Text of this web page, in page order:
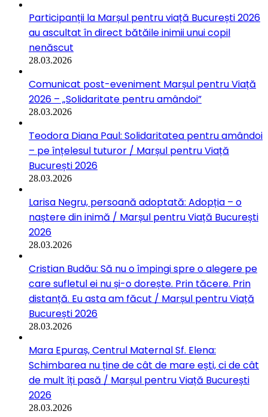
Participanții la Marșul pentru viață București 2026
au ascultat în direct bătăile inimii unui copil
nenăscut
28.03.2026
Comunicat post-eveniment Marșul pentru Viață
2026 – „Solidaritate pentru amândoi”
28.03.2026
Teodora Diana Paul: Solidaritatea pentru amândoi
– pe înțelesul tuturor / Marșul pentru Viață
București 2026
28.03.2026
Larisa Negru, persoană adoptată: Adopția – o
naștere din inimă / Marșul pentru Viață București
2026
28.03.2026
Cristian Budău: Să nu o împingi spre o alegere pe
care sufletul ei nu și-o dorește. Prin tăcere. Prin
distanță. Eu asta am făcut / Marșul pentru Viață
București 2026
28.03.2026
Mara Epuraș, Centrul Maternal Sf. Elena:
Schimbarea nu ține de cât de mare ești, ci de cât
de mult îți pasă / Marșul pentru Viață București
2026
28.03.2026